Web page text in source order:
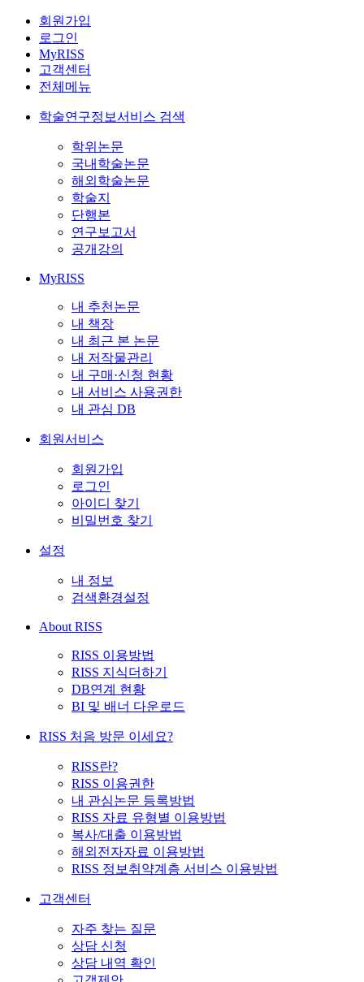
회원가입
로그인
MyRISS
고객센터
전체메뉴
학술연구정보서비스 검색
학위논문
국내학술논문
해외학술논문
학술지
단행본
연구보고서
공개강의
MyRISS
내 추천논문
내 책장
내 최근 본 논문
내 저작물관리
내 구매·신청 현황
내 서비스 사용권한
내 관심 DB
회원서비스
회원가입
로그인
아이디 찾기
비밀번호 찾기
설정
내 정보
검색환경설정
About RISS
RISS 이용방법
RISS 지식더하기
DB연계 현황
BI 및 배너 다운로드
RISS 처음 방문 이세요?
RISS란?
RISS 이용권한
내 관심논문 등록방법
RISS 자료 유형별 이용방법
복사/대출 이용방법
해외전자자료 이용방법
RISS 정보취약계층 서비스 이용방법
고객센터
자주 찾는 질문
상담 신청
상담 내역 확인